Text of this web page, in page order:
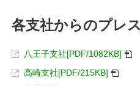
各支社からのプレ
八王子支社[PDF/1082KB]
高崎支社[PDF/215KB]